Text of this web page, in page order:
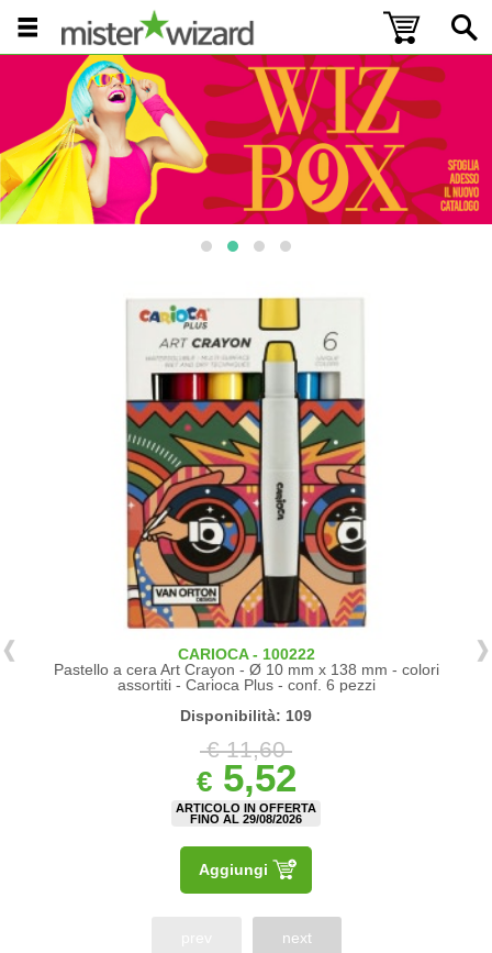
CARIOCA - 100222
Pastello a cera Art Crayon - Ø 10 mm x 138 mm - colori
assortiti - Carioca Plus - conf. 6 pezzi
Disponibilità: 109
€ 11,60
€5,52
ARTICOLO IN OFFERTA
FINO AL 29/08/2026
Aggiungi
next